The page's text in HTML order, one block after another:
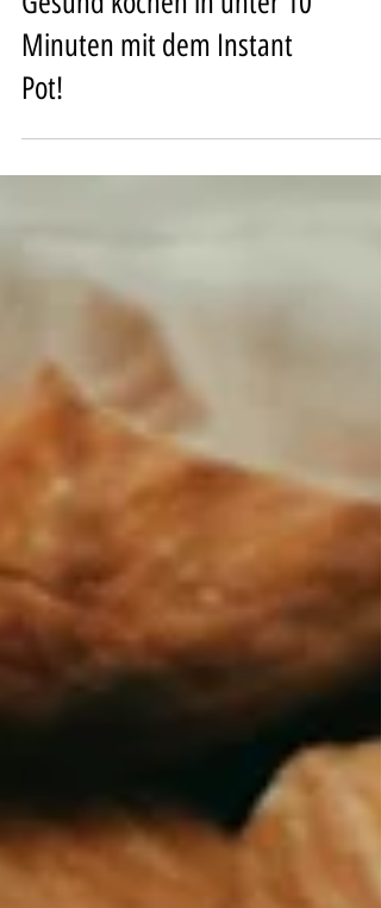
Gesund kochen in unter 10
Minuten mit dem Instant
Pot!